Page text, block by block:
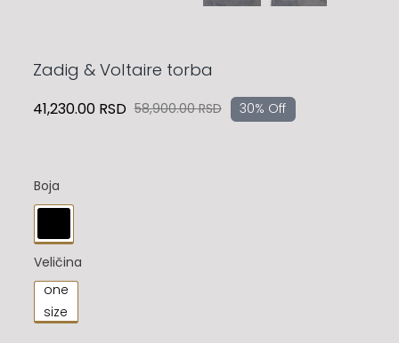
Zadig & Voltaire torba
58,900.00RSDOriginalna
41,230.00 RSD
Trenutna
30% Off
Boja
Veličina
one
size